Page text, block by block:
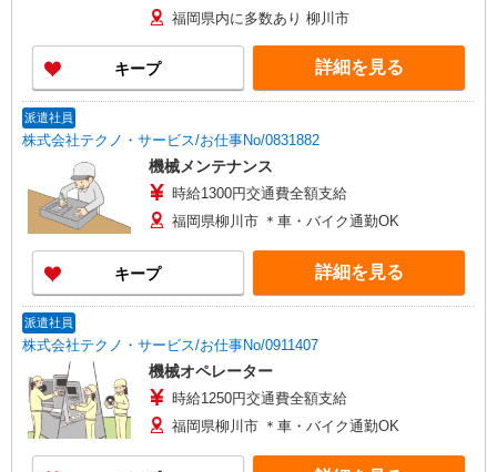
福岡県内に多数あり 柳川市
キープ 詳細を見る
派遣社員
株式会社テクノ・サービス/お仕事No/0831882
機械メンテナンス
時給1300円交通費全額支給
福岡県柳川市 ＊車・バイク通勤OK
キープ 詳細を見る
派遣社員
株式会社テクノ・サービス/お仕事No/0911407
機械オペレーター
時給1250円交通費全額支給
福岡県柳川市 ＊車・バイク通勤OK